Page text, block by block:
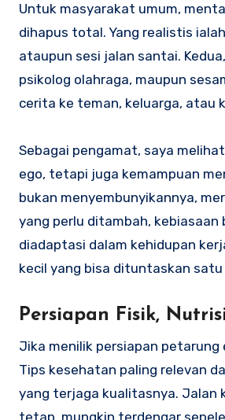
Untuk masyarakat umum,
dihapus total. Yang realistis
ataupun sesi jalan santai.
psikolog olahraga, maupun
cerita ke teman, keluarga, atau
Sebagai pengamat, saya
ego, tetapi juga kemampuan
bukan menyembunyikannya,
yang perlu ditambah, kebiasaan
diadaptasi dalam kehidupan
kecil yang bisa dituntaskan
Persiapan Fisik,
Jika menilik persiapan
Tips kesehatan paling relevan
yang terjaga kualitasnya. Jalan